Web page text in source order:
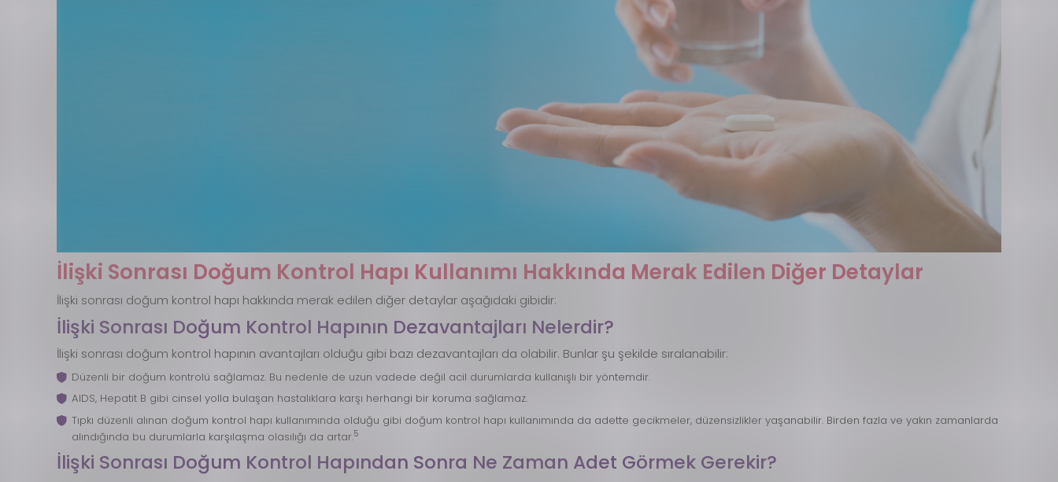
İlişki Sonrası Doğum Kontrol Hapı Kullanımı Hakkında Merak Edilen Diğer Detaylar
İlişki sonrası doğum kontrol hapı hakkında merak edilen diğer detaylar aşağıdaki gibidir:
İlişki Sonrası Doğum Kontrol Hapının Dezavantajları Nelerdir?
İlişki sonrası doğum kontrol hapının avantajları olduğu gibi bazı dezavantajları da olabilir. Bunlar şu şekilde sıralanabilir:
Düzenli bir doğum kontrolü sağlamaz. Bu nedenle de uzun vadede değil acil durumlarda kullanışlı bir yöntemdir.
AIDS, Hepatit B gibi cinsel yolla bulaşan hastalıklara karşı herhangi bir koruma sağlamaz.
Tıpkı düzenli alınan doğum kontrol hapı kullanımında olduğu gibi doğum kontrol hapı kullanımında da adette gecikmeler, düzensizlikler yaşanabilir. Birden fazla ve yakın zamanlarda
alındığında bu durumlarla karşılaşma olasılığı da artar.5
İlişki Sonrası Doğum Kontrol Hapından Sonra Ne Zaman Adet Görmek Gerekir?